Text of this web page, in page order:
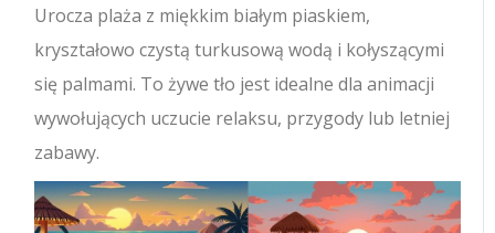
Urocza plaża z miękkim białym piaskiem,
kryształowo czystą turkusową wodą i kołyszącymi
się palmami. To żywe tło jest idealne dla animacji
wywołujących uczucie relaksu, przygody lub letniej
zabawy.